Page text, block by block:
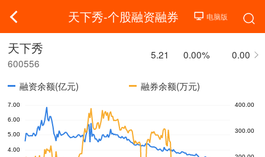
天下秀-个股融资融券
天下秀
600556
5.21 0.00% 0.00
融资余额(亿元) 融券余额(万元)